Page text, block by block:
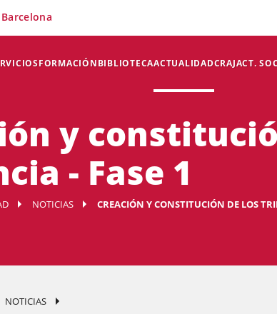
FORMACIÓNBIBLIOTECAACTUALIDADCRAJACT.
y
- Fase 1
NOTICIAS CREACIÓN Y CONSTITUCIÓN DE LOS
NOTICIAS